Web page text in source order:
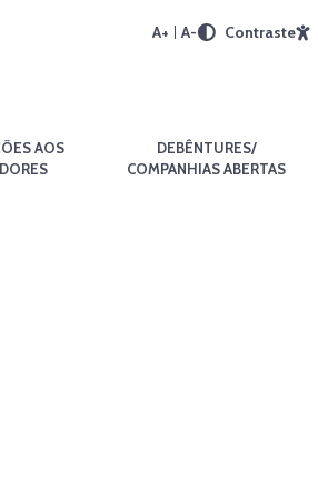
A+ A- Contraste
AOS
DEBÊNTURES/
COMPANHIAS ABERTAS